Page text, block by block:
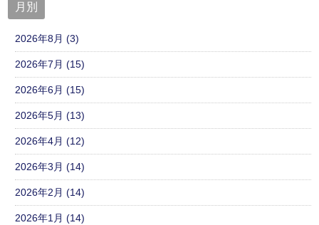
月別
2026年8月 (3)
2026年7月 (15)
2026年6月 (15)
2026年5月 (13)
2026年4月 (12)
2026年3月 (14)
2026年2月 (14)
2026年1月 (14)